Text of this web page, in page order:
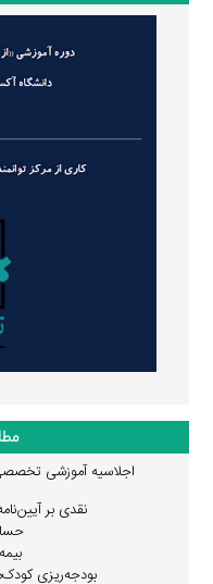
اجلاسیه آموزشی
نقدی بر
بودجه‌ریزی